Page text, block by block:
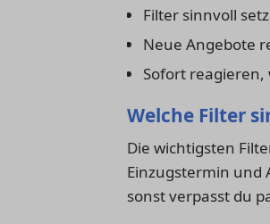
Filter sinnvoll
Neue Angebote
Sofort reagieren,
Welche Filter
Die wichtigsten
Einzugstermin und
sonst verpasst du